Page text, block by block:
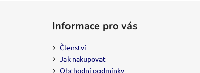
Informace pro vás
Členství
Jak nakupovat
Obchodní podmínky